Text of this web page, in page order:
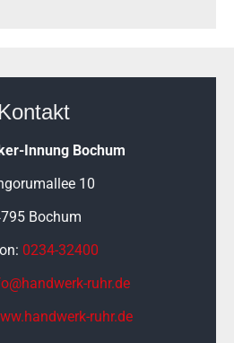
Kontakt
Innung Bochum
10
Bochum
0234-32400
ruhr.de
ruhr.de